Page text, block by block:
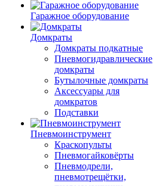
Гаражное оборудование
Домкраты
Домкраты подкатные
Пневмогидравлические
домкраты
Бутылочные домкраты
Аксессуары для
домкратов
Подставки
Пневмоинструмент
Краскопульты
Пневмогайковёрты
Пневмодрели,
пневмотрещётки,